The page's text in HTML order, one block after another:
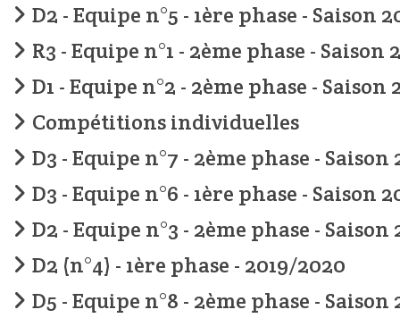
D2 - Equipe n°5 - 1ère phase - Saison
R3 - Equipe n°1 - 2ème phase - Saison
D1 - Equipe n°2 - 2ème phase - Saison
Compétitions individuelles
D3 - Equipe n°7 - 2ème phase -
D3 - Equipe n°6 - 1ère phase - Saison
D2 - Equipe n°3 - 2ème phase - Saison
D2 (n°4) - 1ère phase - 2019/2020
D5 - Equipe n°8 - 2ème phase -